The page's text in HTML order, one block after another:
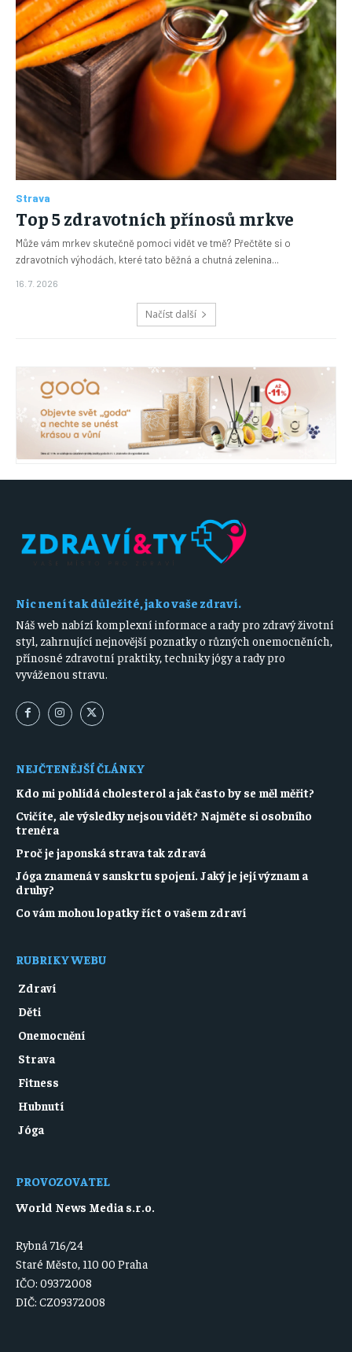
Strava
Top 5 zdravotních přínosů mrkve
Může vám mrkev skutečně pomoci vidět ve tmě? Přečtěte si o
zdravotních výhodách, které tato běžná a chutná zelenina...
16. 7. 2026
Načíst další
Nic není tak důležité, jako vaše zdraví.
Náš web nabízí komplexní informace a rady pro zdravý životní
styl, zahrnující nejnovější poznatky o různých onemocněních,
přínosné zdravotní praktiky, techniky jógy a rady pro
vyváženou stravu.
NEJČTENĚJŠÍ ČLÁNKY
Kdo mi pohlídá cholesterol a jak často by se měl měřit?
Cvičíte, ale výsledky nejsou vidět? Najměte si osobního
trenéra
Proč je japonská strava tak zdravá
Jóga znamená v sanskrtu spojení. Jaký je její význam a
druhy?
Co vám mohou lopatky říct o vašem zdraví
RUBRIKY WEBU
Zdraví
Děti
Onemocnění
Strava
Fitness
Hubnutí
Jóga
PROVOZOVATEL
World News Media s.r.o.
Rybná 716/24
Staré Město, 110 00 Praha
IČO: 09372008
DIČ: CZ09372008